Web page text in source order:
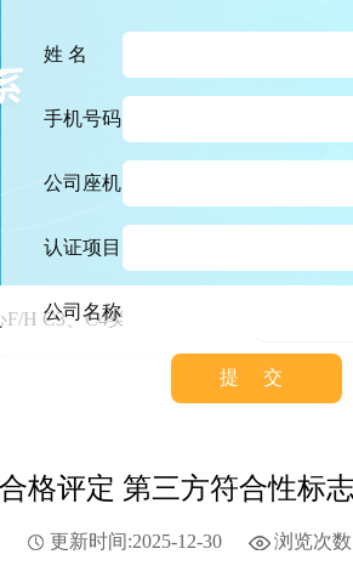
姓 名
手机号码
公司座机
认证项目
公司名称
C4类别正式获CNAS认可！
合格评定 第三方符合性标
更新时间:2025-12-30 浏览次数